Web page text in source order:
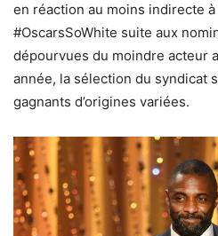
en réaction au moins indirecte
#OscarsSoWhite suite aux
dépourvues du moindre acteur
année, la sélection du syndicat
gagnants d’origines variées.